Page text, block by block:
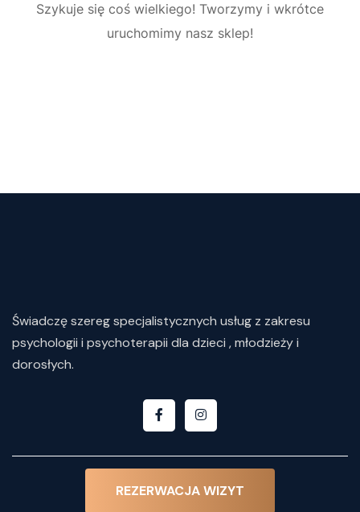
Szykuje się coś wielkiego! Tworzymy i wkrótce
uruchomimy nasz sklep!
Świadczęszeregspecjalistycznych usług z zakresu
psychologii i psychoterapii dla dzieci , młodzieży i
dorosłych.
REZERWACJA WIZYT